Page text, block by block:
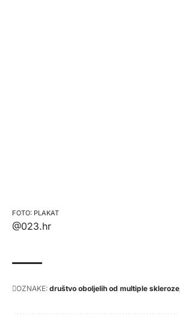
PLAKAT
@023.hr
OZNAKE: društvo oboljelih od multiple skleroze